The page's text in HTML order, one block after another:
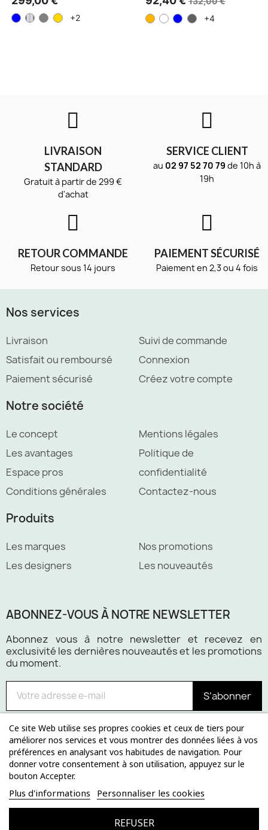
+2
+4
LIVRAISON
STANDARD
Gratuit à partir de 299 €
d'achat
SERVICE CLIENT
au 02 97 52 70 79 de 10h à
19h
RETOUR COMMANDE
Retour sous 14 jours
PAIEMENT SÉCURISÉ
Paiement en 2,3 ou 4 fois
Nos services
Livraison
Satisfait ou remboursé
Paiement sécurisé
Suivi de commande
Connexion
Créez votre compte
Notre société
Le concept
Les avantages
Espace pros
Conditions générales
Mentions légales
Politique de
confidentialité
Contactez-nous
Produits
Les marques
Les designers
Nos promotions
Les nouveautés
ABONNEZ-VOUS À NOTRE NEWSLETTER
Abonnez vous à notre newsletter et recevez en
exclusivité les dernières nouveautés et les promotions
du moment.
S’abonner
Paiement 100% sécurisé
Ce site Web utilise ses propres cookies et ceux de tiers pour
améliorer nos services et vous montrer des données liées à vos
préférences en analysant vos habitudes de navigation. Pour
donner votre consentement à son utilisation, appuyez sur le
bouton Accepter.
Plus d'informations Personnaliser les cookies
REFUSER